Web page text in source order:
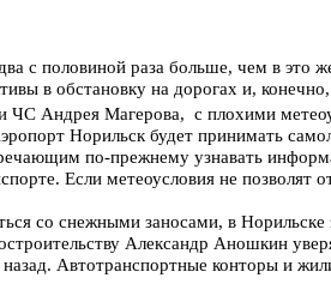
с половиной раза больше, чем в
в обстановку на дорогах и,
ЧС Андрея Магерова, с плохими
Норильск будет принимать
по-прежнему узнавать
Если метеоусловия не позволят
со снежными заносами, в Норильске
Александр Аношкин
Автотранспортные конторы и